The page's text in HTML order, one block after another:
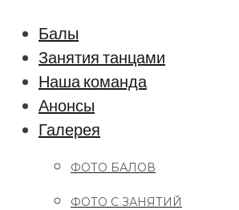
Балы
Занятия танцами
Наша команда
Анонсы
Галерея
ФОТО БАЛОВ
ФОТО С ЗАНЯТИЙ